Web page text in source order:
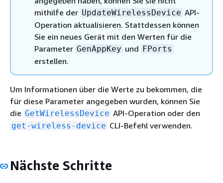
mithilfe der UpdateWirelessDevice API-
Operation aktualisieren. Stattdessen können
Sie ein neues Gerät mit den Werten für die
Parameter GenAppKey und FPorts
erstellen.
Um Informationen über die Werte zu bekommen, die
für diese Parameter angegeben wurden, können Sie
die GetWirelessDevice API-Operation oder den
get-wireless-device CLI-Befehl verwenden.
Nächste Schritte